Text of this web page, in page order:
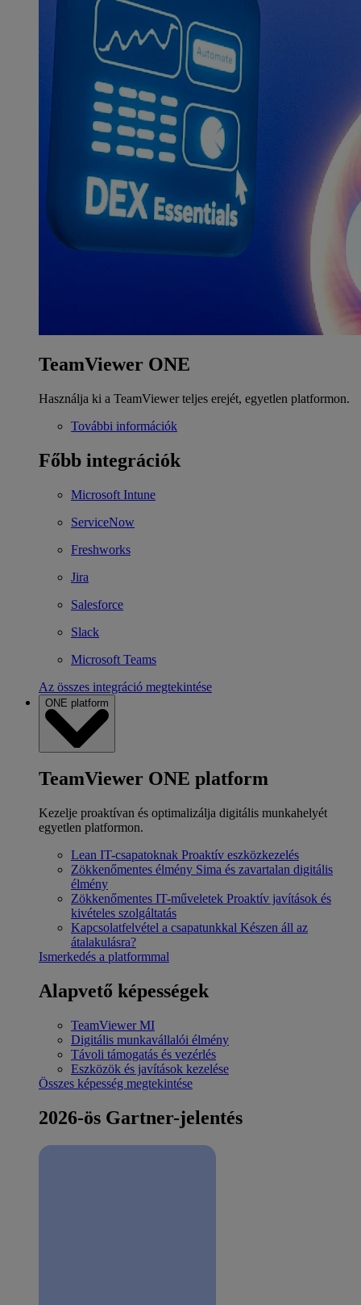
TeamViewer ONE
Használja ki a TeamViewer teljes erejét, egyetlen platformon.
További információk
Főbb integrációk
Microsoft Intune
ServiceNow
Freshworks
Jira
Salesforce
Slack
Microsoft Teams
Az összes integráció megtekintése
ONE platform
TeamViewer ONE platform
Kezelje proaktívan és optimalizálja digitális munkahelyét
egyetlen platformon.
Lean IT-csapatoknak Proaktív eszközkezelés
Zökkenőmentes élmény Sima és zavartalan digitális
élmény
Zökkenőmentes IT-műveletek Proaktív javítások és
kivételes szolgáltatás
Kapcsolatfelvétel a csapatunkkal Készen áll az
átalakulásra?
Ismerkedés a platformmal
Alapvető képességek
TeamViewer MI
Digitális munkavállalói élmény
Távoli támogatás és vezérlés
Eszközök és javítások kezelése
Összes képesség megtekintése
2026-ös Gartner-jelentés